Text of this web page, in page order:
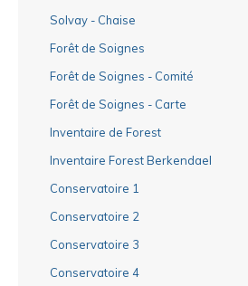
Solvay - Chaise
Forêt de Soignes
Forêt de Soignes - Comité
Forêt de Soignes - Carte
Inventaire de Forest
Inventaire Forest Berkendael
Conservatoire 1
Conservatoire 2
Conservatoire 3
Conservatoire 4